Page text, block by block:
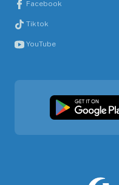
Facebook
Tiktok
YouTube